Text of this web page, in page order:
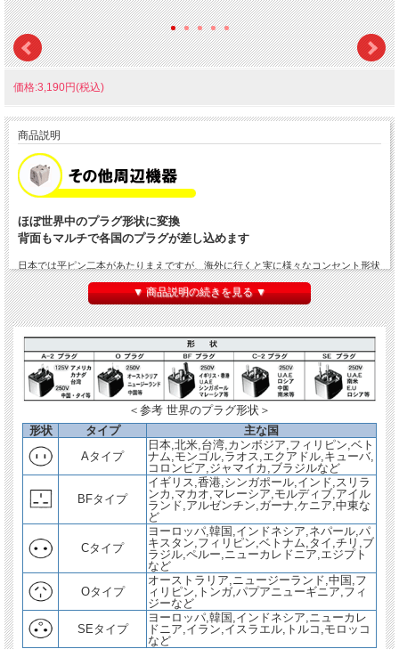
価格:3,190円(税込)
商品説明
ほぼ世界中のプラグ形状に変換
背面もマルチで各国のプラグが差し込めます
日本では平ピン二本があたりまえですが、海外に行くと実に様々なコンセント形状
があります。
国によっては異なる形状が混在していることもありますので、プラグはマルチタイ
プを用意されることをおすすめいたします。
差し込み、背面に日本の電化製品プラグを差し込むだけ。組み立て不要なのでシン
プル設計です。
日本で使う場合は背面もマルチ対応になっていますのでAプラグを変圧器のコンセ
ントに差しこんで、その背面に外国の電化製品プラグを差し込むという使い方にな
ります。（ホテルや民泊でもマルチトランス とこのプラグの組み合わせがおススメ
です）
誠に恐れ入りますが、こちらの商品は変圧器と同時購入でお願いいたします。
単品での販売はしておりません。
▼ 商品説明の続きを見る ▼
＜参考 世界のプラグ形状＞
形状
タイプ
主な国
Aタイプ
日本,北米,台湾,カンボジア,フィリピン,ベト
ナム,モンゴル,ラオス,エクアドル,キューバ,
コロンビア,ジャマイカ,ブラジルなど
BFタイプ
イギリス,香港,シンガポール,インド,スリラ
ンカ,マカオ,マレーシア,モルディブ,アイル
ランド,アルゼンチン,ガーナ,ケニア,中東な
ど
Cタイプ
ヨーロッパ,韓国,インドネシア,ネパール,パ
キスタン,フィリピン,ベトナム,タイ,チリ,ブ
ラジル,ペルー,ニューカレドニア,エジプト
など
Oタイプ
オーストラリア,ニュージーランド,中国,フ
ィリピン,トンガ,パプアニューギニア,フィ
ジーなど
SEタイプ
ヨーロッパ,韓国,インドネシア,ニューカレ
ドニア,イラン,イスラエル,トルコ,モロッコ
など